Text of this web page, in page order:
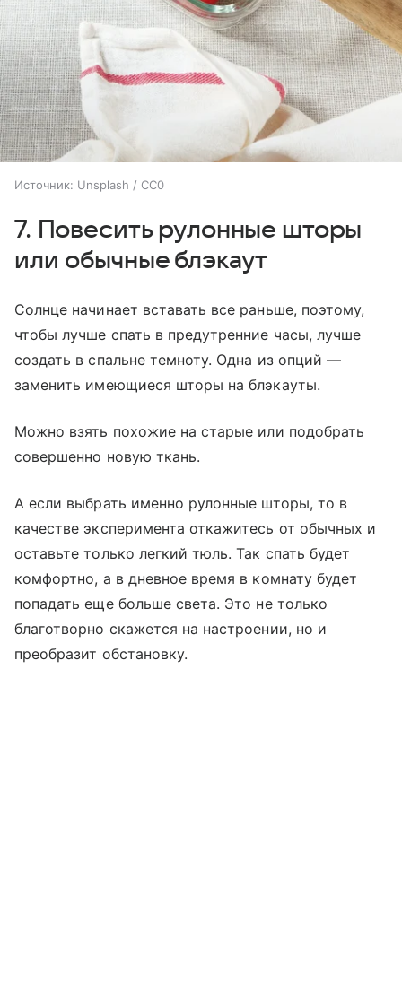
Источник: Unsplash / CC0
7. Повесить рулонные шторы
или обычные блэкаут
Солнце начинает вставать все раньше, поэтому,
чтобы лучше спать в предутренние часы, лучше
создать в спальне темноту. Одна из опций —
заменить имеющиеся шторы на блэкауты.
Можно взять похожие на старые или подобрать
совершенно новую ткань.
А если выбрать именно рулонные шторы, то в
качестве эксперимента откажитесь от обычных и
оставьте только легкий тюль. Так спать будет
комфортно, а в дневное время в комнату будет
попадать еще больше света. Это не только
благотворно скажется на настроении, но и
преобразит обстановку.